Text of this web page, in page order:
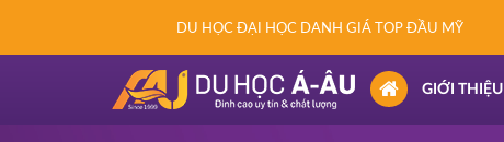
DU HỌC ĐẠI HỌC DANH GIÁ TOP ĐẦU MỸ
(CURRENT)
GIỚI THIỆU